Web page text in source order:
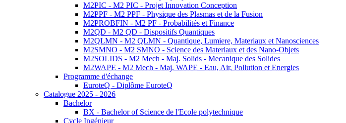
M2PIC - M2 PIC - Projet Innovation Conception
M2PPF - M2 PPF - Physique des Plasmas et de la Fusion
M2PROBFIN - M2 PF - Probabilités et Finance
M2QD - M2 QD - Dispositifs Quantiques
M2QLMN - M2 QLMN - Quantique, Lumiere, Materiaux et Nanosciences
M2SMNO - M2 SMNO - Science des Materiaux et des Nano-Objets
M2SOLIDS - M2 Mech - Maj. Solids - Mecanique des Solides
M2WAPE - M2 Mech - Maj. WAPE - Eau, Air, Pollution et Energies
Programme d'échange
EuroteQ - Diplôme EuroteQ
Catalogue 2025 - 2026
Bachelor
BX - Bachelor of Science de l'Ecole polytechnique
Cycle Ingénieur